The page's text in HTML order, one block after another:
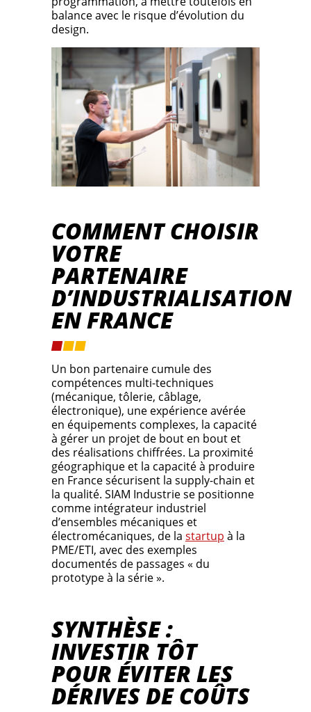
balance avec le risque d’évolution du
design.
COMMENT CHOISIR
VOTRE
PARTENAIRE
D’INDUSTRIALISATION
EN FRANCE
Un bon partenaire cumule des
compétences multi-techniques
(mécanique, tôlerie, câblage,
électronique), une expérience avérée
en équipements complexes, la capacité
à gérer un projet de bout en bout et
des réalisations chiffrées. La proximité
géographique et la capacité à produire
en France sécurisent la supply-chain et
la qualité. SIAM Industrie se positionne
comme intégrateur industriel
d’ensembles mécaniques et
électromécaniques, de la startup à la
PME/ETI, avec des exemples
documentés de passages « du
prototype à la série ».
SYNTHÈSE :
INVESTIR TÔT
POUR ÉVITER LES
DÉRIVES DE COÛTS